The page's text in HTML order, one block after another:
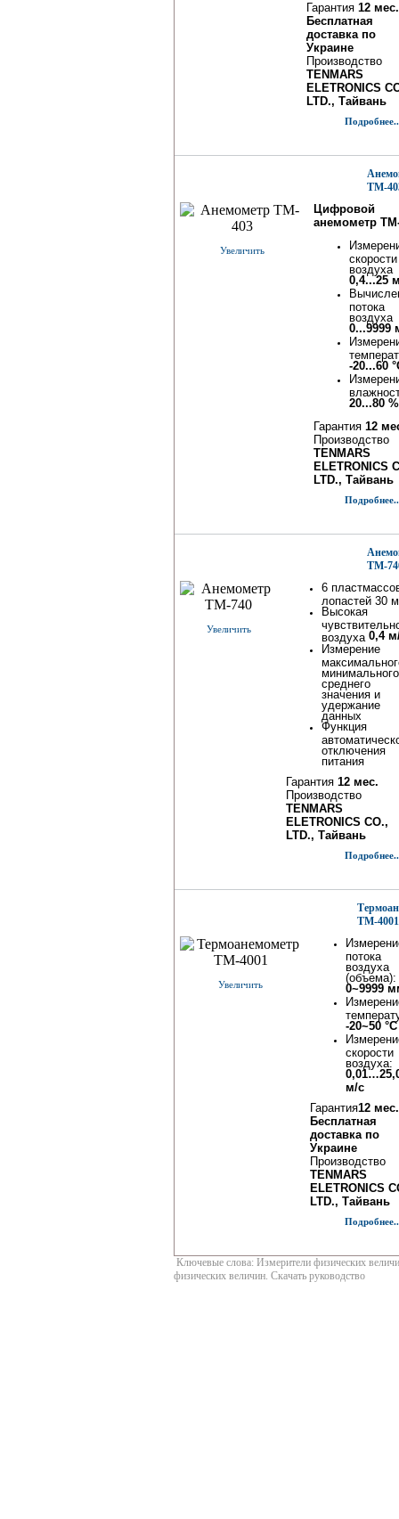
Гарантия 12 мес.
Бесплатная
доставка по
Украине
Производство
TENMARS
ELETRONICS
LTD., Тайвань
TM-
Увеличить
Цифровой
анемометр
скорости
воздуха
0,4...25
потока
воздуха
0...9999
-20...60
20...80
Гарантия 12
Производство
TENMARS
ELETRONICS
LTD., Тайвань
TM-
Увеличить
6
лопастей 30
Высокая
воздуха 0,4
Измерение
среднего
значения и
удержание
данных
Функция
отключения
питания
Гарантия 12 мес.
Производство
TENMARS
ELETRONICS CO.,
LTD., Тайвань
TM-4001
Увеличить
потока
воздуха
(объема):
0~9999
-20~50 °С
скорости
воздуха:
м/с
Гарантия12 мес.
Бесплатная
доставка по
Украине
Производство
TENMARS
ELETRONICS
LTD., Тайвань
Ключевые слова: Измерители физических
физических величин. Скачать руководство